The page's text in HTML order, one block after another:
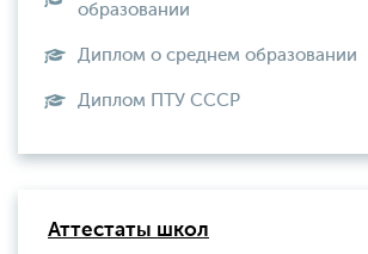
образовании
Диплом о среднем образовании
Диплом ПТУ СССР
Аттестаты школ